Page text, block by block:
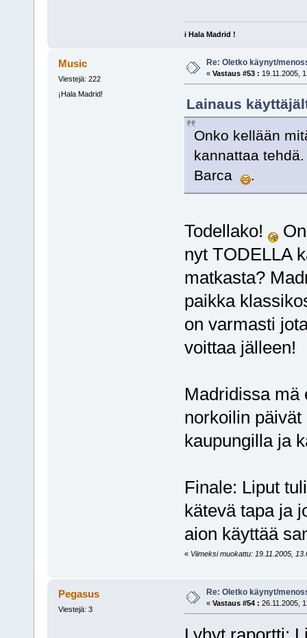
i Hala Madrid !
Music
Viestejä: 222
¡Hala Madrid!
Re: Oletko käynyt/
« Vastaus #53 : 19.11.2005,
Lainaus
Onko kellään
kannattaa
Barca
.
Todellako!
nyt TODELLA
matkasta?
paikka
on varmasti
voittaa jälleen!
Madridissa mä
norkoilin
kaupungilla ja
Finale: Liput
kätevä tapa ja
aion käyttää
« Viimeksi muokattu: 19.11.2005,
Pegasus
Viestejä: 3
Re: Oletko käynyt/
« Vastaus #54 : 26.11.2005,